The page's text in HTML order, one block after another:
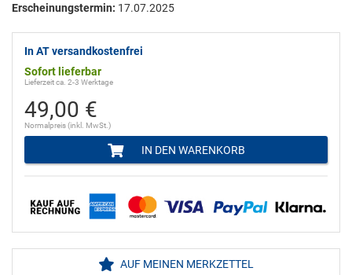
Erscheinungstermin: 17.07.2025
In AT versandkostenfrei
Sofort lieferbar
Lieferzeit ca. 2-3 Werktage
49,00 €
Normalpreis (inkl. MwSt.)
IN DEN WARENKORB
AUF MEINEN MERKZETTEL